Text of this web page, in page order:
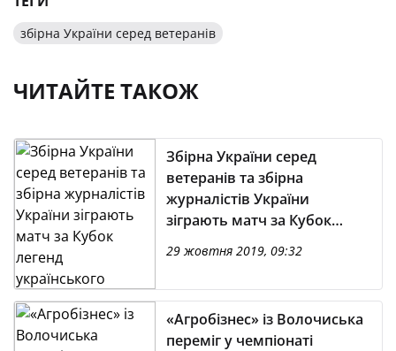
збірна України серед ветеранів
ЧИТАЙТЕ ТАКОЖ
Збірна України серед
ветеранів та збірна
журналістів України
зіграють матч за Кубок
29 жовтня 2019, 09:32
«Агробізнес» із Волочиська
переміг у чемпіонаті